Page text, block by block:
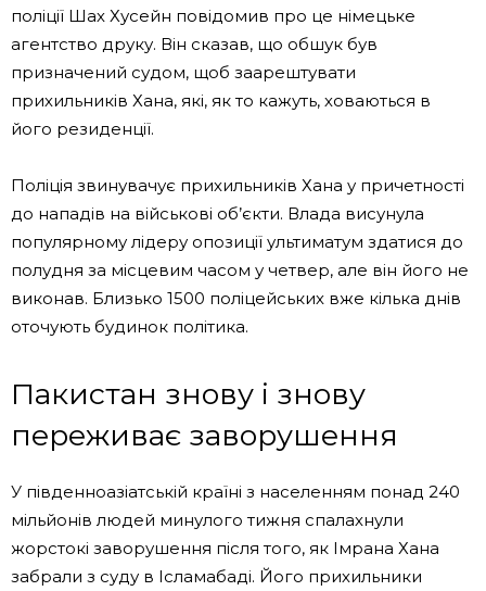
поліції Шах Хусейн повідомив про це німецьке
агентство друку. Він сказав, що обшук був
призначений судом, щоб заарештувати
прихильників Хана, які, як то кажуть, ховаються в
його резиденції.
Поліція звинувачує прихильників Хана у причетності
до нападів на військові об’єкти. Влада висунула
популярному лідеру опозиції ультиматум здатися до
полудня за місцевим часом у четвер, але він його не
виконав. Близько 1500 поліцейських вже кілька днів
оточують будинок політика.
Пакистан знову і знову
переживає заворушення
У південноазіатській країні з населенням понад 240
мільйонів людей минулого тижня спалахнули
жорстокі заворушення після того, як Імрана Хана
забрали з суду в Ісламабаді. Його прихильники